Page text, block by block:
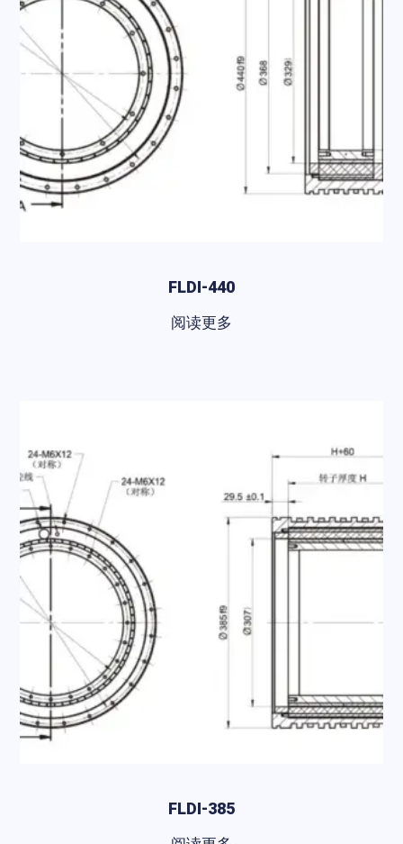
FLDI-440
阅读更多
FLDI-385